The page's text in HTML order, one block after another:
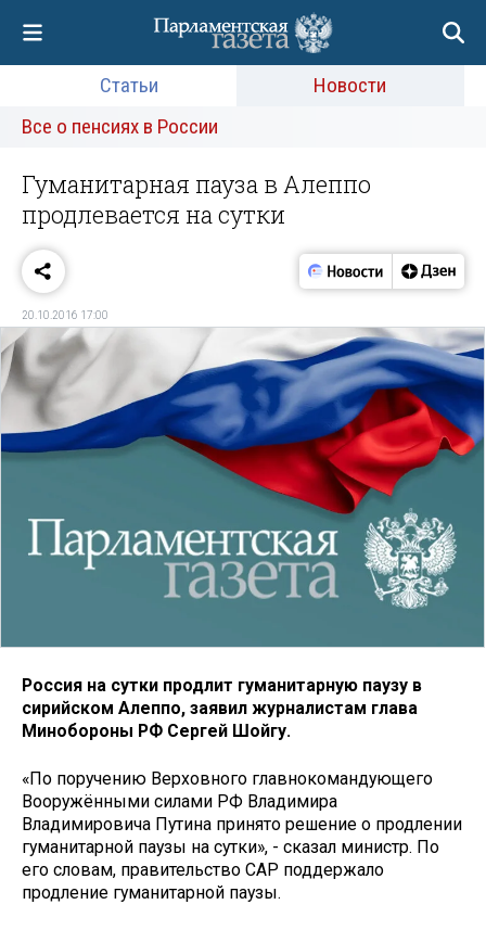
Статьи
Новости
Все о пенсиях в России
Гуманитарная пауза в Алеппо
продлевается на сутки
20.10.2016 17:00
Россия на сутки продлит гуманитарную паузу в
сирийском Алеппо, заявил журналистам глава
Минобороны РФ Сергей Шойгу.
«По поручению Верховного главнокомандующего
Вооружёнными силами РФ Владимира
Владимировича Путина принято решение о продлении
гуманитарной паузы на сутки», - сказал министр. По
его словам, правительство САР поддержало
продление гуманитарной паузы.